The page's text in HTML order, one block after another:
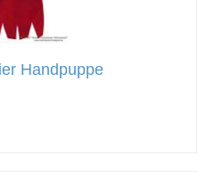
Handpuppe